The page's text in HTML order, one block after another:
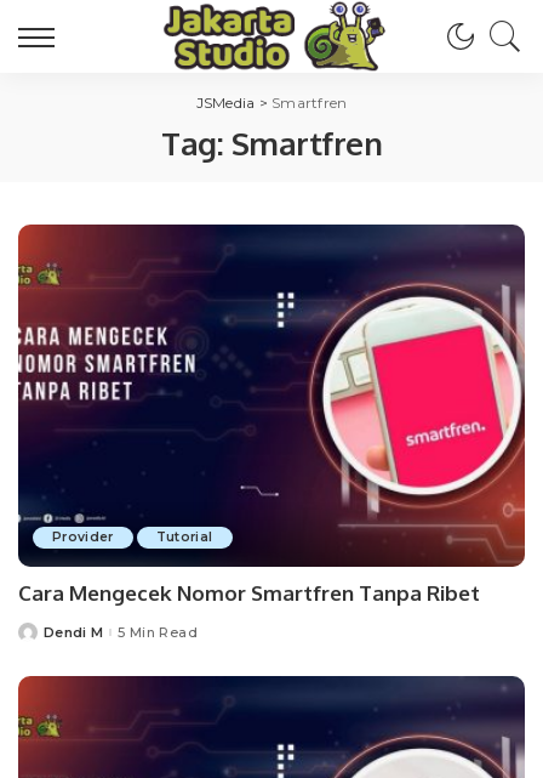
JSMedia > Smartfren
Tag: Smartfren
Provider Tutorial
Cara Mengecek Nomor Smartfren Tanpa Ribet
PostedDendi M 5 Min Read